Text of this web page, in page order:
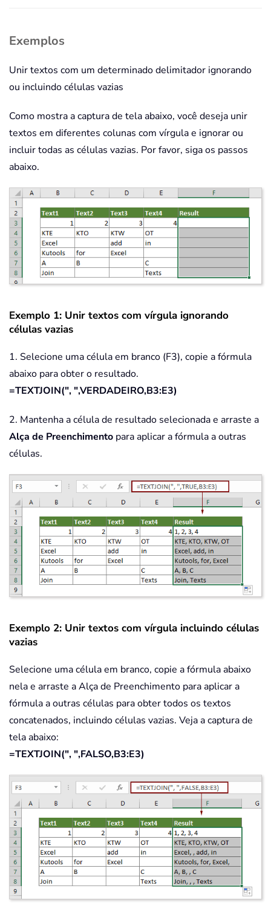
Exemplos
Unir textos com um determinado delimitador ignorando
ou incluindo células vazias
Como mostra a captura de tela abaixo, você deseja unir
textos em diferentes colunas com vírgula e ignorar ou
incluir todas as células vazias. Por favor, siga os passos
abaixo.
Exemplo 1: Unir textos com vírgula ignorando
células vazias
1. Selecione uma célula em branco (F3), copie a fórmula
abaixo para obter o resultado.
=TEXTJOIN(", ",VERDADEIRO,B3:E3)
2. Mantenha a célula de resultado selecionada e arraste a
Alça de Preenchimento para aplicar a fórmula a outras
células.
Exemplo 2: Unir textos com vírgula incluindo células
vazias
Selecione uma célula em branco, copie a fórmula abaixo
nela e arraste a Alça de Preenchimento para aplicar a
fórmula a outras células para obter todos os textos
concatenados, incluindo células vazias. Veja a captura de
tela abaixo:
=TEXTJOIN(", ",FALSO,B3:E3)